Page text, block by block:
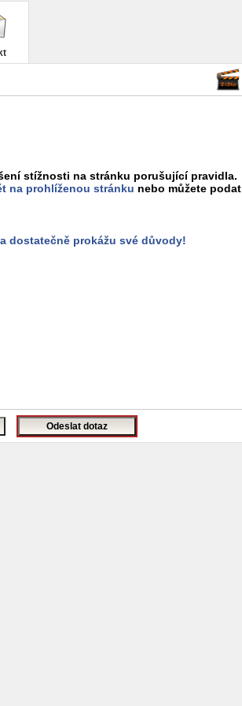
stížnosti na stránku porušující pravidla.
na prohlíženou stránku nebo můžete podat
dostatečně prokážu své důvody!